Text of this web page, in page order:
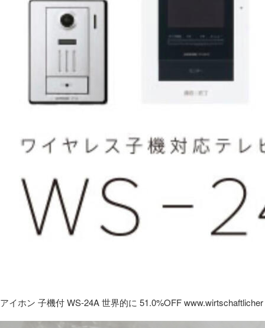
アイホン 子機付 WS-24A 世界的に 51.0%OFF www.wirtschaftlicher